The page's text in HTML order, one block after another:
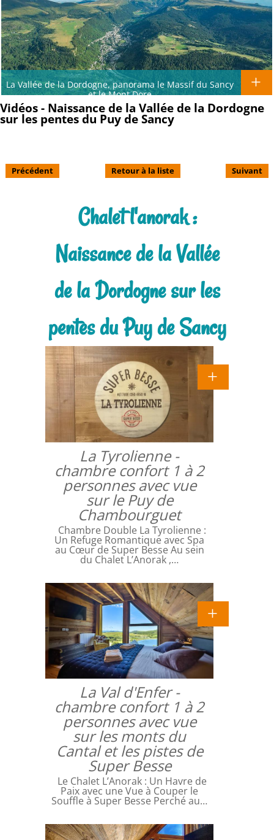
La Vallée de la Dordogne, panorama le Massif du Sancy
et le Mont Dore
Vidéos - Naissance de la Vallée de la Dordogne
sur les pentes du Puy de Sancy
Précédent Retour à la liste Suivant
Chalet l'anorak :
Naissance de la Vallée
de la Dordogne sur les
pentes du Puy de Sancy
La Tyrolienne -
chambre confort 1 à 2
personnes avec vue
sur le Puy de
Chambourguet
Chambre Double La Tyrolienne :
Un Refuge Romantique avec Spa
au Cœur de Super Besse Au sein
du Chalet L’Anorak ,…
La Val d'Enfer -
chambre confort 1 à 2
personnes avec vue
sur les monts du
Cantal et les pistes de
Super Besse
Le Chalet L’Anorak : Un Havre de
Paix avec une Vue à Couper le
Souffle à Super Besse Perché au…